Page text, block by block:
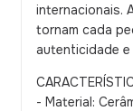
internacionais.
tornam cada
autenticidade e
- Material: